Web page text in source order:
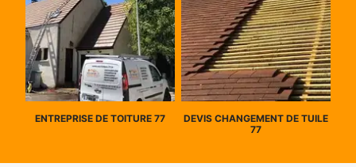
ENTREPRISE DE TOITURE 77
DEVIS CHANGEMENT DE TUILE
77